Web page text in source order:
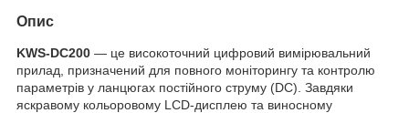
Опис
KWS-DC200 — це високоточний цифровий вимірювальний
прилад, призначений для повного моніторингу та контролю
параметрів у ланцюгах постійного струму (DC). Завдяки
яскравому кольоровому LCD-дисплею та виносному